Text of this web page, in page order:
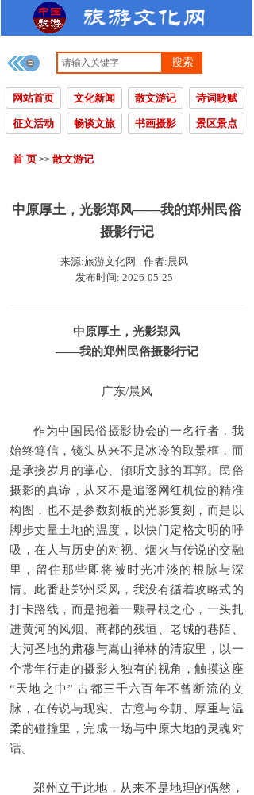
搜索
网站首页 文化新闻 散文游记 诗词歌赋
征文活动 畅谈文旅 书画摄影 景区景点
首 页 >> 散文游记
中原厚土，光影郑风——我的郑州民俗
摄影行记
来源:旅游文化网 作者:晨风
发布时间: 2026-05-25
中原厚土，光影郑风
——我的郑州民俗摄影行记
广东/晨风
作为中国民俗摄影协会的一名行者，我
始终笃信，镜头从来不是冰冷的取景框，而
是承接岁月的掌心、倾听文脉的耳郭。民俗
摄影的真谛，从来不是追逐网红机位的精准
构图，也不是参数刻板的光影复刻，而是以
脚步丈量土地的温度，以快门定格文明的呼
吸，在人与历史的对视、烟火与传说的交融
里，留住那些即将被时光冲淡的根脉与深
情。此番赴郑州采风，我没有循着攻略式的
打卡路线，而是抱着一颗寻根之心，一头扎
进黄河的风烟、商都的残垣、老城的巷陌、
大河圣地的肃穆与嵩山禅林的清寂里，以一
个常年行走的摄影人独有的视角，触摸这座
“天地之中” 古都三千六百年不曾断流的文
脉，在传说与现实、古意与今朝、厚重与温
柔的碰撞里，完成一场与中原大地的灵魂对
话。
郑州立于此地，从来不是地理的偶然，